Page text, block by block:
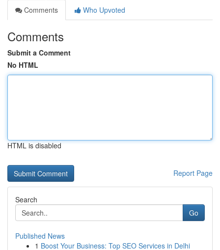
Comments
Who Upvoted
Comments
Submit a Comment
No HTML
HTML is disabled
Report Page
Search
Go
Published News
1 Boost Your Business: Top SEO Services in Delhi